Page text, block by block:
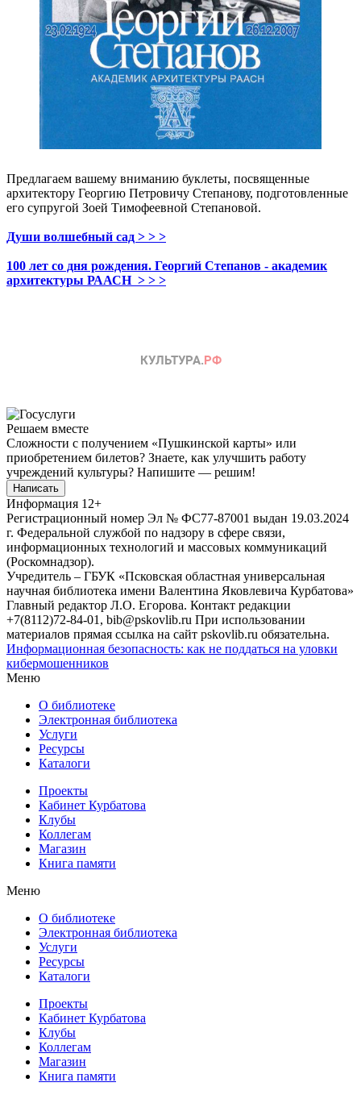
Предлагаем вашему вниманию буклеты, посвященные
архитектору Георгию Петровичу Степанову, подготовленные
его супругой Зоей Тимофеевной Степановой.
Души волшебный сад > > >
100 лет со дня рождения. Георгий Степанов - академик
архитектуры РААСН > > >
Решаем вместе
Сложности с получением «Пушкинской карты» или
приобретением билетов? Знаете, как улучшить работу
учреждений культуры? Напишите — решим!
Написать
Информация 12+
Регистрационный номер Эл № ФС77-87001 выдан 19.03.2024
г. Федеральной службой по надзору в сфере связи,
информационных технологий и массовых коммуникаций
(Роскомнадзор).
Учредитель – ГБУК «Псковская областная универсальная
научная библиотека имени Валентина Яковлевича Курбатова»
Главный редактор Л.О. Егорова. Контакт редакции
+7(8112)72-84-01, bib@pskovlib.ru При использовании
материалов прямая ссылка на сайт pskovlib.ru обязательна.
Информационная безопасность: как не поддаться на уловки
кибермошенников
Меню
О библиотеке
Электронная библиотека
Услуги
Ресурсы
Каталоги
Проекты
Кабинет Курбатова
Клубы
Коллегам
Магазин
Книга памяти
Меню
О библиотеке
Электронная библиотека
Услуги
Ресурсы
Каталоги
Проекты
Кабинет Курбатова
Клубы
Коллегам
Магазин
Книга памяти